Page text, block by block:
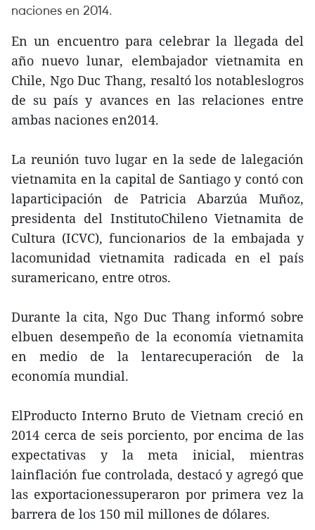
naciones en 2014.
En un encuentro para celebrar la llegada del
año nuevo lunar, elembajador vietnamita en
Chile, Ngo Duc Thang, resaltó los notableslogros
de su país y avances en las relaciones entre
ambas naciones en2014.
La reunión tuvo lugar en la sede de lalegación
vietnamita en la capital de Santiago y contó con
laparticipación de Patricia Abarzúa Muñoz,
presidenta del InstitutoChileno Vietnamita de
Cultura (ICVC), funcionarios de la embajada y
lacomunidad vietnamita radicada en el país
suramericano, entre otros.
Durante la cita, Ngo Duc Thang informó sobre
elbuen desempeño de la economía vietnamita
en medio de la lentarecuperación de la
economía mundial.
ElProducto Interno Bruto de Vietnam creció en
2014 cerca de seis porciento, por encima de las
expectativas y la meta inicial, mientras
lainflación fue controlada, destacó y agregó que
las exportacionessuperaron por primera vez la
barrera de los 150 mil millones de dólares.